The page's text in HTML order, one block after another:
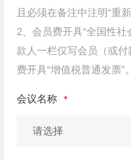
且必须在备注中注明“重
2、会员费开具“全国性
款人一栏仅写会员（或
费开具“增值税普通发票”。
会议名称